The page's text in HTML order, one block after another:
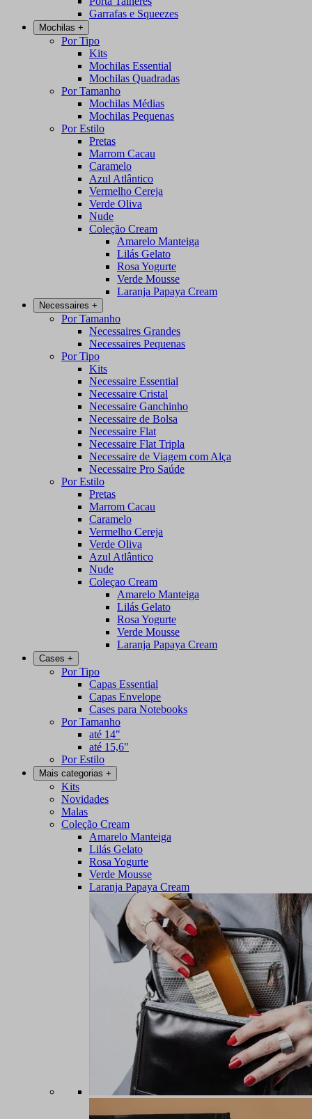
Garrafas e Squeezes
Mochilas +
Por Tipo
Kits
Mochilas Essential
Mochilas Quadradas
Por Tamanho
Mochilas Médias
Mochilas Pequenas
Por Estilo
Pretas
Marrom Cacau
Caramelo
Azul Atlântico
Vermelho Cereja
Verde Oliva
Nude
Coleção Cream
Amarelo Manteiga
Lilás Gelato
Rosa Yogurte
Verde Mousse
Laranja Papaya Cream
Necessaires +
Por Tamanho
Necessaires Grandes
Necessaires Pequenas
Por Tipo
Kits
Necessaire Essential
Necessaire Cristal
Necessaire Ganchinho
Necessaire de Bolsa
Necessaire Flat
Necessaire Flat Tripla
Necessaire de Viagem com Alça
Necessaire Pro Saúde
Por Estilo
Pretas
Marrom Cacau
Caramelo
Vermelho Cereja
Verde Oliva
Azul Atlântico
Nude
Coleçao Cream
Amarelo Manteiga
Lilás Gelato
Rosa Yogurte
Verde Mousse
Laranja Papaya Cream
Cases +
Por Tipo
Capas Essential
Capas Envelope
Cases para Notebooks
Por Tamanho
até 14"
até 15,6"
Por Estilo
Mais categorias +
Kits
Novidades
Malas
Coleção Cream
Amarelo Manteiga
Lilás Gelato
Rosa Yogurte
Verde Mousse
Laranja Papaya Cream